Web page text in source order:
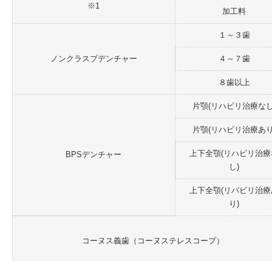
※1
加工料
ノンクラスプデンチャー
１～３歯
４～７歯
８歯以上
BPSデンチャー
片顎(リハビリ治療な
片顎(リハビリ治療あ
上下全顎(リハビリ治
し)
上下全顎(リバビリ治
り)
コーヌス義歯（コーヌステレスコープ）